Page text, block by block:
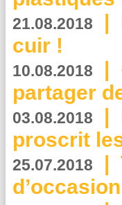
21.08.2018 |
cuir !
10.08.2018 |
partager
03.08.2018 |
proscrit
25.07.2018 |